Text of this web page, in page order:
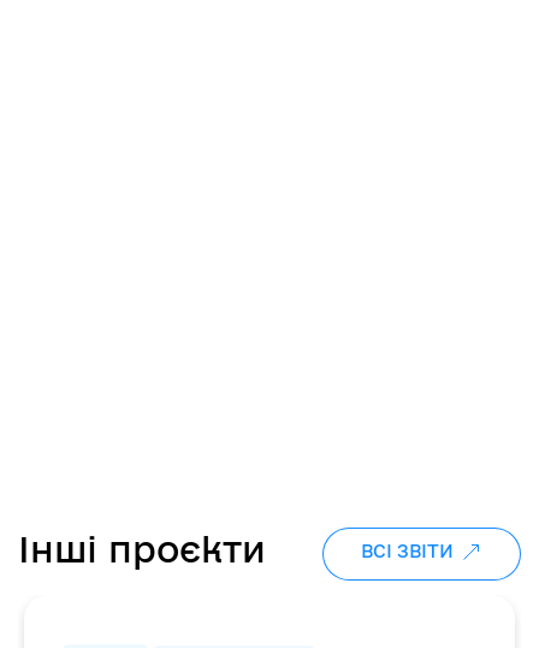
Інші проєкти ВСІ ЗВІТИ